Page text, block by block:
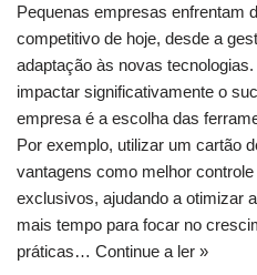
Pequenas empresas enfrentam
competitivo de hoje, desde a
adaptação às novas
impactar significativamente o
empresa é a escolha das
Por exemplo, utilizar um cartão
vantagens como melhor
exclusivos, ajudando a otimizar
mais tempo para focar no
práticas… Continue a ler »